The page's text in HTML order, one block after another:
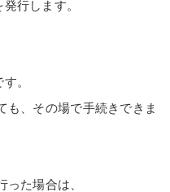
行します。
。
も、その場で手続きできま
た場合は、